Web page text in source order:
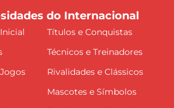
do Internacional
Títulos e Conquistas
Técnicos e Treinadores
Rivalidades e Clássicos
Mascotes e Símbolos